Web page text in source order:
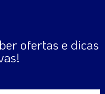
ofertas e dicas